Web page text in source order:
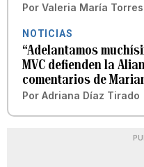
Por Valeria María
NOTICIAS
“Adelantamos
MVC defienden la
comentarios de
Por Adriana Díaz Tirado